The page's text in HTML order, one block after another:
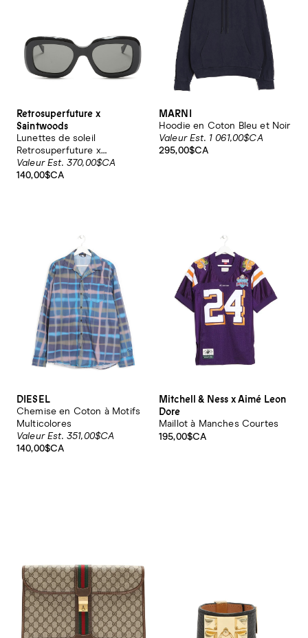
Retrosuperfuture x
Saintwoods
Lunettes de soleil
Retrosuperfuture x
Saintwoods
Valeur Est. 370,00$CA
140,00$CA
MARNI
Hoodie en Coton Bleu et Noir
Valeur Est. 1 061,00$CA
295,00$CA
DIESEL
Chemise en Coton à Motifs
Multicolores
Valeur Est. 351,00$CA
140,00$CA
Mitchell & Ness x Aimé Leon
Dore
Maillot à Manches Courtes
195,00$CA